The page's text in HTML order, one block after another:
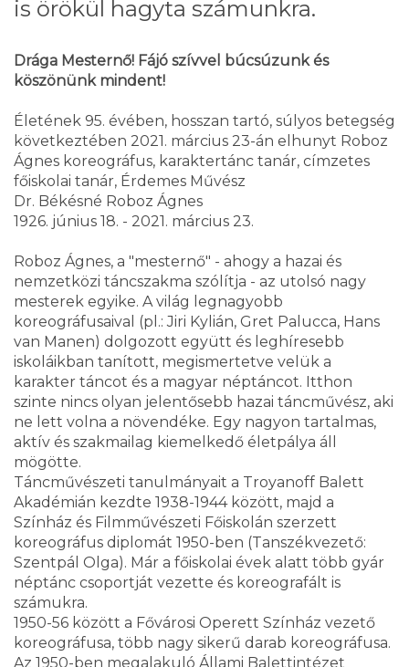
is örökül hagyta számunkra.
Drága Mesternő! Fájó szívvel búcsúzunk és
köszönünk mindent!
Életének 95. évében, hosszan tartó, súlyos betegség
következtében 2021. március 23-án elhunyt Roboz
Ágnes koreográfus, karaktertánc tanár, címzetes
főiskolai tanár, Érdemes Művész
Dr. Békésné Roboz Ágnes
1926. június 18. - 2021. március 23.
Roboz Ágnes, a "mesternő" - ahogy a hazai és
nemzetközi táncszakma szólítja - az utolsó nagy
mesterek egyike. A világ legnagyobb
koreográfusaival (pl.: Jiri Kylián, Gret Palucca, Hans
van Manen) dolgozott együtt és leghíresebb
iskoláikban tanított, megismertetve velük a
karakter táncot és a magyar néptáncot. Itthon
szinte nincs olyan jelentősebb hazai táncművész, aki
ne lett volna a növendéke. Egy nagyon tartalmas,
aktív és szakmailag kiemelkedő életpálya áll
mögötte.
Táncművészeti tanulmányait a Troyanoff Balett
Akadémián kezdte 1938-1944 között, majd a
Színház és Filmművészeti Főiskolán szerzett
koreográfus diplomát 1950-ben (Tanszékvezető:
Szentpál Olga). Már a főiskolai évek alatt több gyár
néptánc csoportját vezette és koreografált is
számukra.
1950-56 között a Fővárosi Operett Színház vezető
koreográfusa, több nagy sikerű darab koreográfusa.
Az 1950-ben megalakuló Állami Balettintézet